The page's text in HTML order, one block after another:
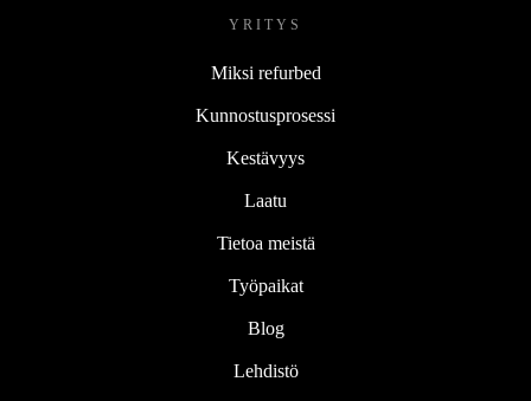
YRITYS
Miksi refurbed
Kunnostusprosessi
Kestävyys
Laatu
Tietoa meistä
Työpaikat
Blog
Lehdistö